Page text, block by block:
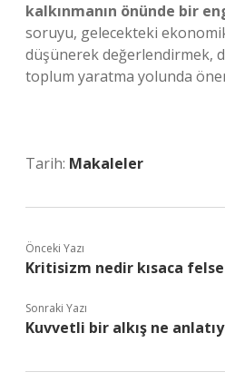
kalkınmanın önünde bir
soruyu, gelecekteki
düşünerek değerlendirmek,
toplum yaratma yolunda
Tarih: Makaleler
Önceki Yazı
Kritisizm nedir kısaca
Sonraki Yazı
Kuvvetli bir alkış ne